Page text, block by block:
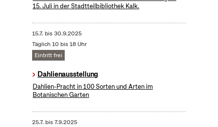
15. Juli in der Stadtteilbibliothek Kalk.
15.7. bis30.9.2025
Täglich 10 bis 18 Uhr
Eintritt frei
Dahlienausstellung
Dahlien-Pracht in 100 Sorten und Arten im
Botanischen Garten
25.7. bis7.9.2025